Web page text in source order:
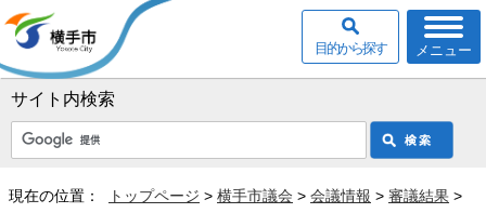
サイト内検索
メニュー
目的から探す
現在の位置： トップページ > 横手市議会 > 会議情報 > 審議結果 >